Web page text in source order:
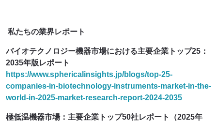
私たちの業界レポート
バイオテクノロジー機器市場における主要企業トップ25：
2035年版レポート
https://www.sphericalinsights.jp/blogs/top-25-
companies-in-biotechnology-instruments-market-in-the-
world-in-2025-market-research-report-2024-2035
極低温機器市場：主要企業トップ50社レポート（2025年